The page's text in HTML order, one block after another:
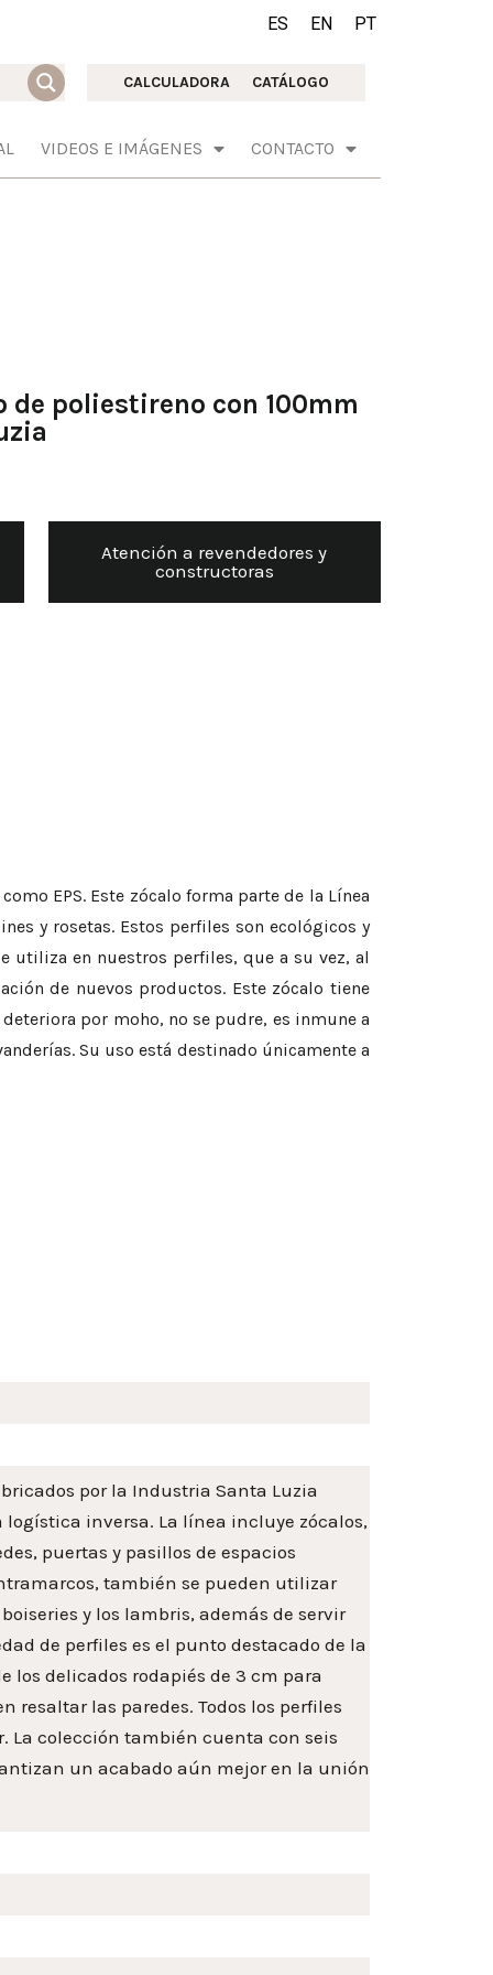
ES EN PT
CALCULADORA CATÁLOGO
VIDEOS E IMÁGENES CONTACTO
de poliestireno con 100mm
Atención a revendedores y
constructoras
EPS. Este zócalo forma parte de la Línea
y rosetas. Estos perfiles son ecológicos y
utiliza en nuestros perfiles, que a su vez, al
de nuevos productos. Este zócalo tiene
por moho, no se pudre, es inmune a
Su uso está destinado únicamente a
por la Industria Santa Luzia
inversa. La línea incluye zócalos,
puertas y pasillos de espacios
también se pueden utilizar
y los lambris, además de servir
de perfiles es el punto destacado de la
los delicados rodapiés de 3 cm para
resaltar las paredes. Todos los perfiles
La colección también cuenta con seis
un acabado aún mejor en la unión